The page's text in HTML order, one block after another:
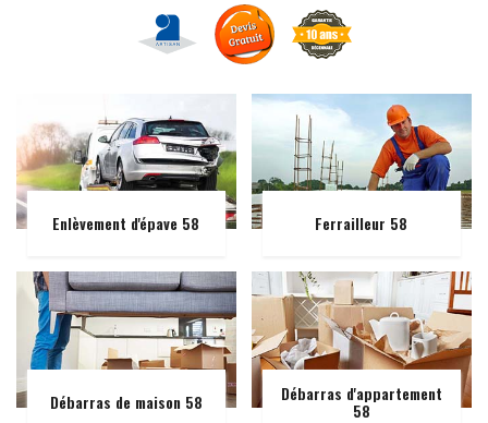
Enlèvement d'épave 58 Ferrailleur 58
Débarras de maison 58 Débarras d'appartement
58